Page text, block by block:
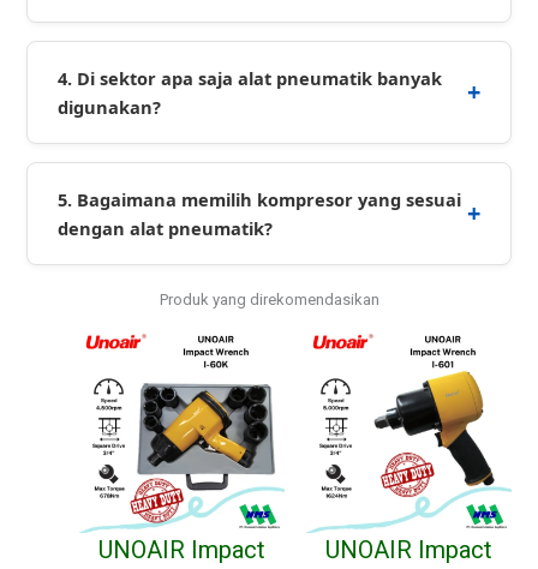
4. Di sektor apa saja alat pneumatik banyak
digunakan?
5. Bagaimana memilih kompresor yang sesuai
dengan alat pneumatik?
Produk yang direkomendasikan
UNOAIR Impact UNOAIR Impact